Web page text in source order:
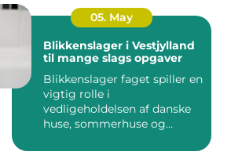
05. May
Blikkenslager i Vestjylland
til mange slags opgaver
Blikkenslager faget spiller en
vigtig rolle i
vedligeholdelsen af danske
huse, sommerhuse og